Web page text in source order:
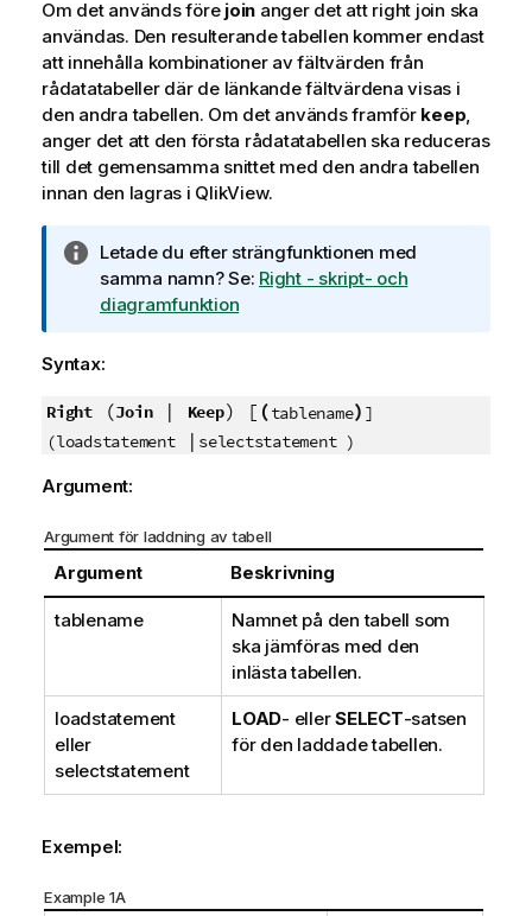
Om det används före join anger det att right join ska
användas. Den resulterande tabellen kommer endast
att innehålla kombinationer av fältvärden från
rådatatabeller där de länkande fältvärdena visas i
den andra tabellen. Om det används framför keep,
anger det att den första rådatatabellen ska reduceras
till det gemensamma snittet med den andra tabellen
innan den lagras i QlikView.
A
n
t
c
n
i
g
m
i
n
f
m
a
i
o
Letade du efter strängfunktionen med
samma namn? Se: Right - skript- och
diagramfunktion
Syntax:
Right(Join| Keep) [ (tablename) ]
(loadstatement| selectstatement )
Argument:
Argument för laddning av tabell
Argument Beskrivning
tablename
Namnet på den tabell som
ska jämföras med den
inlästa tabellen.
loadstatement
eller
selectstatement
LOAD- ellerSELECT-satsen
för den laddade tabellen.
Exempel:
Example 1A